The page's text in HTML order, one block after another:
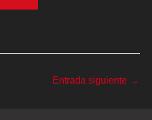
Entrada siguiente →